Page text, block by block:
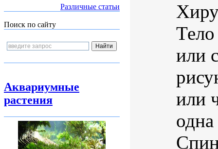
Различные статьи
Поиск по сайту
Аквариумные
растения
Тело
или
или
одна